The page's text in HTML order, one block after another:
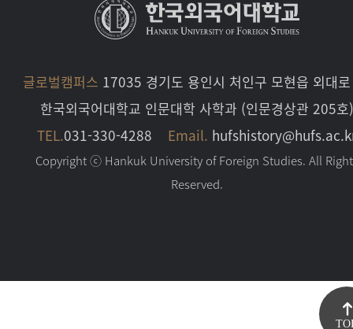
글로벌캠퍼스 17035 경기도 용인시 처인구 모현읍 외대
한국외국어대학교 인문대학 사학과 (인문경상관 205호)
TEL.031-330-4288 Email.
Copyright ⓒ Hankuk University of Foreign Studies. All
Reserved.